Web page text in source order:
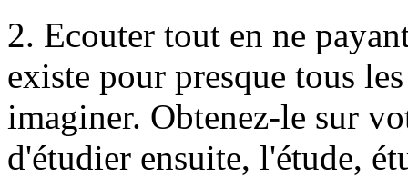
2. Ecouter tout en ne
existe pour presque tous
imaginer. Obtenez-le sur
d'étudier ensuite, l'étude,